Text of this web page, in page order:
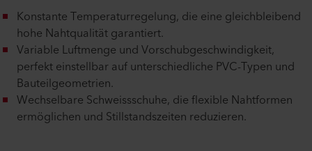
Konstante Temperaturregelung, die eine gleichbleibend
hohe Nahtqualität garantiert.
Variable Luftmenge und Vorschubgeschwindigkeit,
perfekt einstellbar auf unterschiedliche PVC-Typen und
Bauteilgeometrien.
Wechselbare Schweissschuhe, die flexible Nahtformen
ermöglichen und Stillstandszeiten reduzieren.